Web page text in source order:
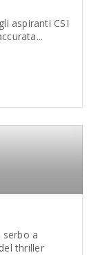
aspiranti CSI
serbo a
thriller